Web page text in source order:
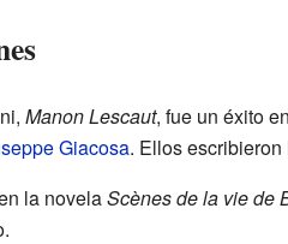
Manon Lescaut, fue un éxito
Giacosa. Ellos escribieron
la novelaScènes de la vie de